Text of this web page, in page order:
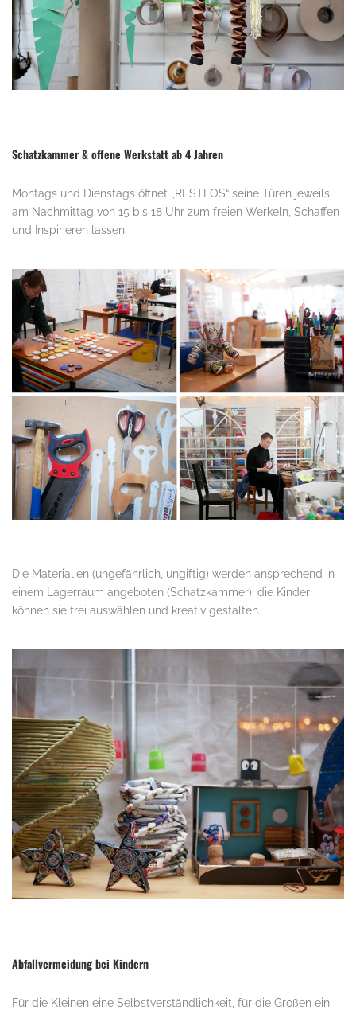
Schatzkammer & offene Werkstatt ab 4 Jahren
Montags und Dienstags öffnet „RESTLOS“ seine Türen jeweils
am Nachmittag von 15 bis 18 Uhr zum freien Werkeln, Schaffen
und Inspirieren lassen.
Die Materialien (ungefährlich, ungiftig) werden ansprechend in
einem Lagerraum angeboten (Schatzkammer), die Kinder
können sie frei auswählen und kreativ gestalten.
Abfallvermeidung bei Kindern
Für die Kleinen eine Selbstverständlichkeit, für die Großen ein